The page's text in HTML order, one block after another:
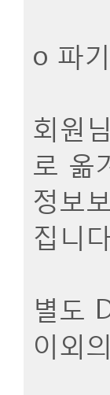
ο 파
회원
로 옮
정보
집니
별도
이외